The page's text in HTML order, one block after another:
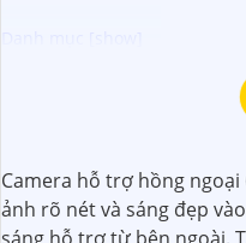
Dạ chắc chắn, đây là tư
chính hãng giá rẻ và chất
phẩm an ninh và giám
Camera Dahua chính
Camera hỗ trợ hồng
ảnh rõ nét và sáng đẹp